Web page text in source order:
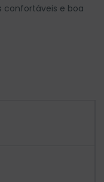
confortáveis e boa